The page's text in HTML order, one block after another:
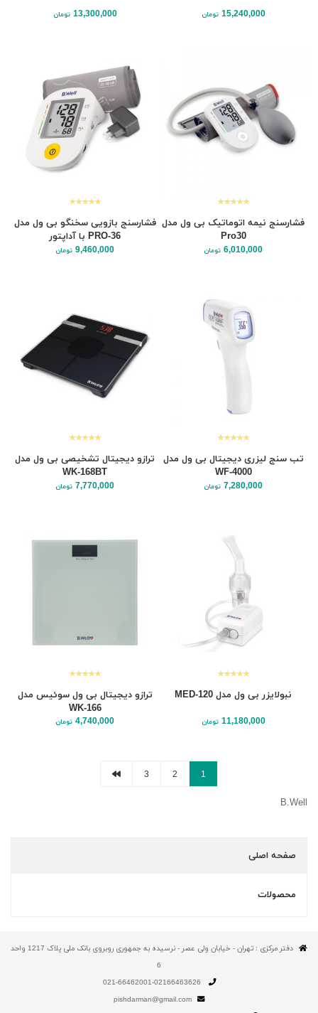
15,240,000 تومان 13,300,000 تومان
فشارسنج نیمه اتوماتیک بی ول مدل
Pro30
6,010,000 تومان
فشارسنج بازویی سخنگو بی ول مدل
PRO-36 با آداپتور
9,460,000 تومان
تب سنج لیزری دیجیتال بی ول مدل
WF-4000
7,280,000 تومان
ترازو دیجیتال تشخیصی بی ول مدل
WK-168BT
7,770,000 تومان
نبولایزر بی ول مدل MED-120
11,180,000 تومان
ترازو دیجیتال بی ول سوئیس مدل
WK-166
4,740,000 تومان
1
2
3
B.Well
صفحه اصلی
محصولات
دفتر مرکزی : تهران - خیابان ولی عصر - نرسیده به جمهوری روبروی بانک ملی پلاک 1217 واحد
6
pishdarman@gmail.com